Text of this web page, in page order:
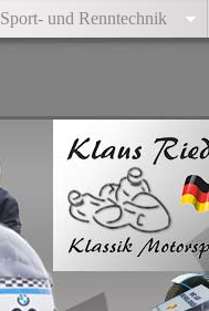
Sport- und Renntechnik